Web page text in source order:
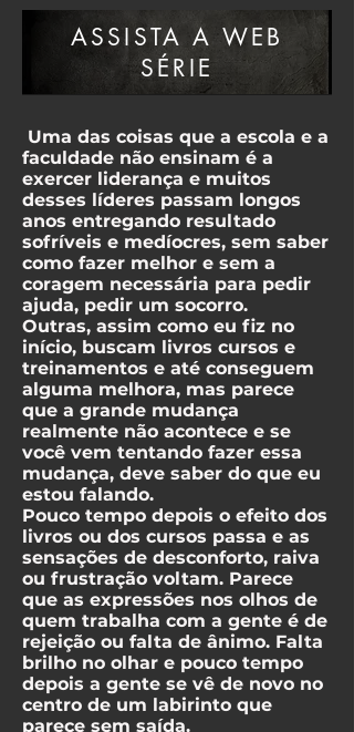
ASSISTA A WEB
SÉRIE
Uma das coisas que a escola e a
faculdade não ensinam é a
exercer liderança e muitos
desses líderes passam longos
anos entregando resultado
sofríveis e medíocres, sem saber
como fazer melhor e sem a
coragem necessária para pedir
ajuda, pedir um socorro.
Outras, assim como eu fiz no
início, buscam livros cursos e
treinamentos e até conseguem
alguma melhora, mas parece
que a grande mudança
realmente não acontece e se
você vem tentando fazer essa
mudança, deve saber do que eu
estou falando.
Pouco tempo depois o efeito dos
livros ou dos cursos passa e as
sensações de desconforto, raiva
ou frustração voltam. Parece
que as expressões nos olhos de
quem trabalha com a gente é de
rejeição ou falta de ânimo. Falta
brilho no olhar e pouco tempo
depois a gente se vê de novo no
centro de um labirinto que
parece sem saída.